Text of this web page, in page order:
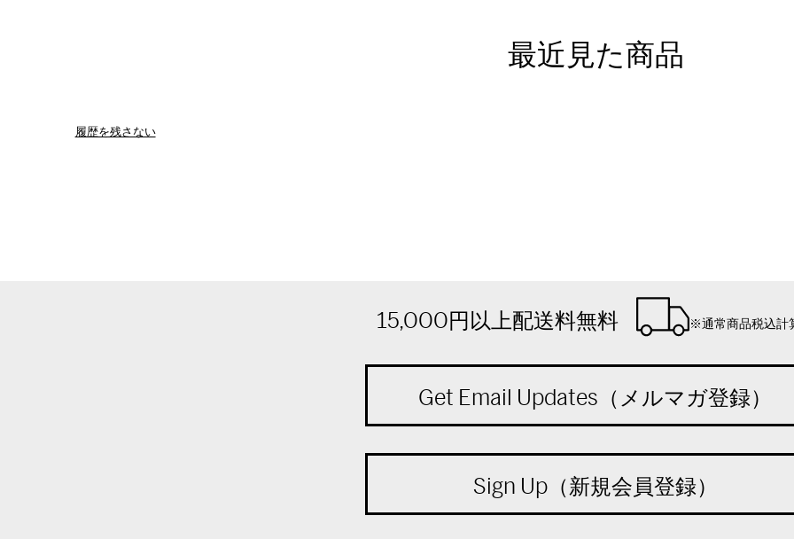
最近見た商品
履歴を残さない
15,000円以上配送料無料 ※通常商品税込計
Get Email Updates（メルマガ登録）
Sign Up（新規会員登録）